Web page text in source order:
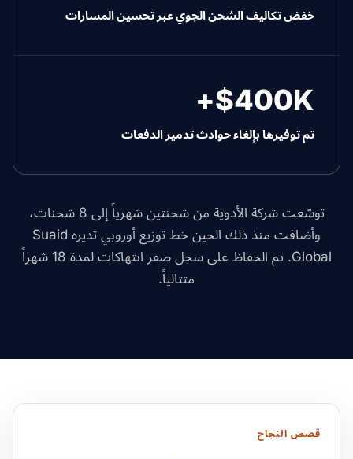
خفض تكاليف الشحن الجوي عبر تحسين المسارات
$400K+
تم توفيرها بإلغاء حوادث تدمير الدفعات
توسّعت شركة الأدوية من شحنتين شهرياً إلى 8 شحنات،
وأضافت منذ ذلك الحين خط توزيع أوروبي تديره Suaid
Global. تم الحفاظ على سجل صفر انتهاكات لمدة 18 شهراً
متتالياً.
قصص النجاح